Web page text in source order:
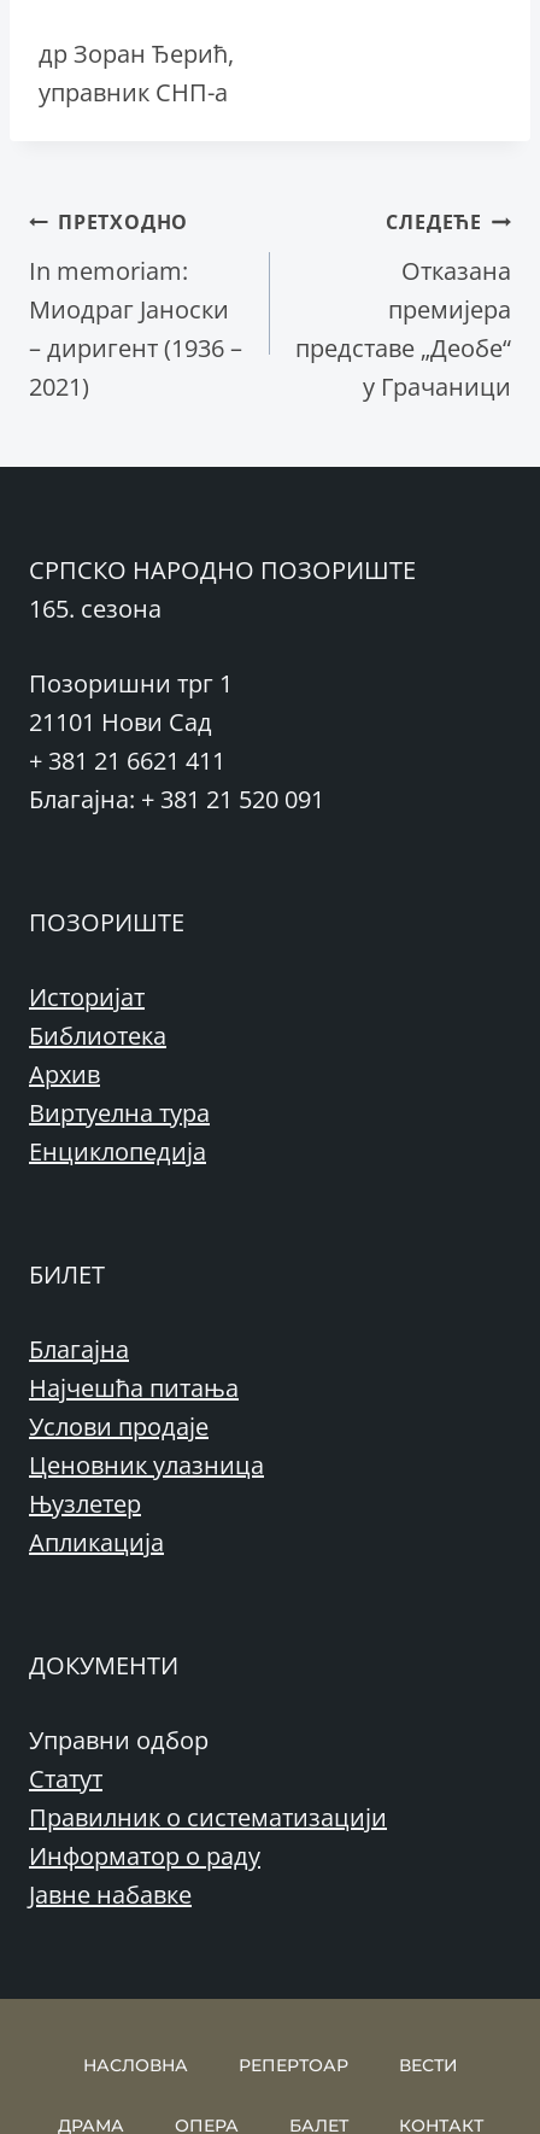
др Зоран Ђерић,
управник СНП-а
Кретање
чланка
ПРЕТХОДНО
In memoriam:
Миодраг Јаноски
– диригент (1936 –
2021)
СЛЕДЕЋЕ
Отказана
премијера
представе „Деобе“
у Грачаници
СРПСКО НАРОДНО ПОЗОРИШТЕ
165. сезона
Позоришни трг 1
21101 Нови Сад
+ 381 21 6621 411
Благајна: + 381 21 520 091
ПОЗОРИШТЕ
Историјат
Библиотека
Архив
Виртуелна тура
Енциклопедија
БИЛЕТ
Благајна
Најчешћа питања
Услови продаје
Ценовник улазница
Њузлетер
Апликација
ДОКУМЕНТИ
Управни одбор
Статут
Правилник о систематизацији
Информатор о раду
Јавне набавке
НАСЛОВНА РЕПЕРТОАР ВЕСТИ
ДРАМА ОПЕРА БАЛЕТ КОНТАКТ